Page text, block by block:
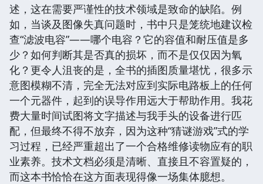
述，这在需要严谨性的技术领域是致命的缺陷。例
如，当谈及图像失真问题时，书中只是笼统地建议检
查“滤波电容”——哪个电容？它的容值和耐压值是多
少？如何判断其是否真的损坏，而不是仅仅因为氧
化？更令人沮丧的是，全书的插图质量堪忧，很多示
意图模糊不清，完全无法对应到实际电路板上的任何
一个元器件，起到的误导作用远大于帮助作用。我花
费大量时间试图将文字描述与我手头的设备进行匹
配，但最终不得不放弃，因为这种“猜谜游戏”式的学
习过程，已经严重超出了一个合格维修读物应有的职
业素养。技术文档必须是清晰、直接且不容置疑的，
而这本书恰恰在这方面表现得像一场集体臆想。